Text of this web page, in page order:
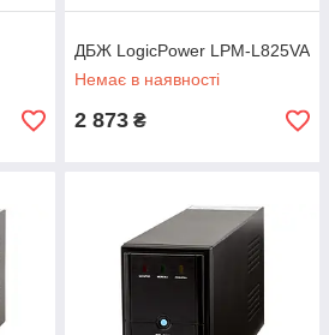
ДБЖ LogicPower LPM-L825VA
Немає в наявності
2 873 ₴